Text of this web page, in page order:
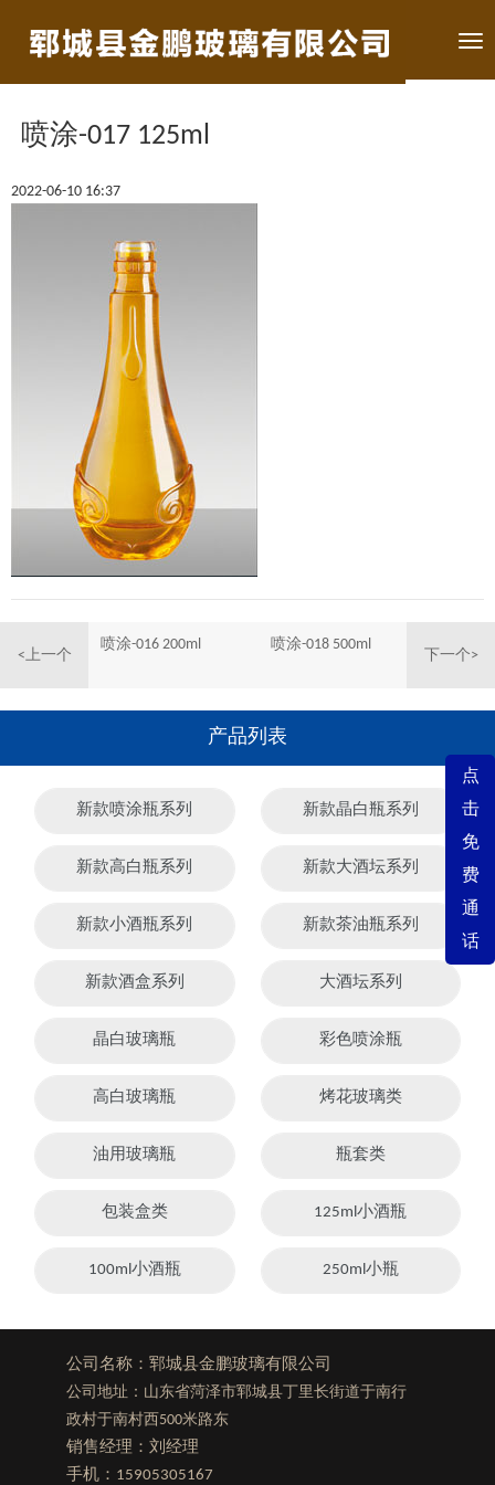
喷涂-017 125ml
2022-06-10 16:37
<上一个
喷涂-016 200ml
下一个>
喷涂-018 500ml
点
击
免
费
通
话
产品列表
新款喷涂瓶系列 新款晶白瓶系列
新款高白瓶系列 新款大酒坛系列
新款小酒瓶系列 新款茶油瓶系列
新款酒盒系列 大酒坛系列
晶白玻璃瓶 彩色喷涂瓶
高白玻璃瓶 烤花玻璃类
油用玻璃瓶 瓶套类
包装盒类 125ml小酒瓶
100ml小酒瓶 250ml小瓶
公司名称：郓城县金鹏玻璃有限公司
公司地址：山东省菏泽市郓城县丁里长街道于南行
政村于南村西500米路东
销售经理：刘经理
手机： 15905305167